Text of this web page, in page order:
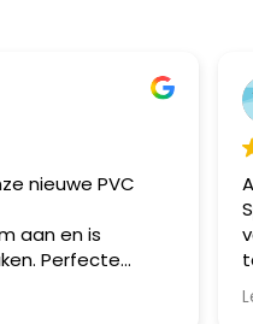
PVC
en is
gebruik.
Al
Lees